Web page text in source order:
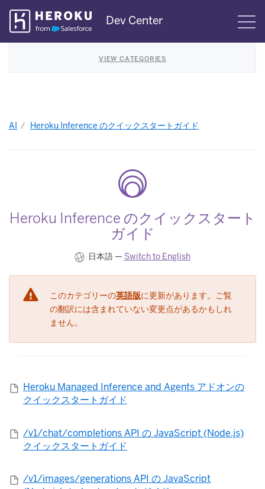
Skip
Navigation
Dev Center
VIEW CATEGORIES
AI Heroku Inference のクイックスタートガイド
Heroku Inference のクイックスタート
ガイド
日本語 — Switch to English
このカテゴリーの英語版に更新があります。ご覧
の翻訳には含まれていない変更点があるかもしれ
ません。
Heroku Managed Inference and Agents アドオンの
クイックスタートガイド
/v1/chat/completions API の JavaScript (Node.js)
クイックスタートガイド
/v1/images/generations API の JavaScript